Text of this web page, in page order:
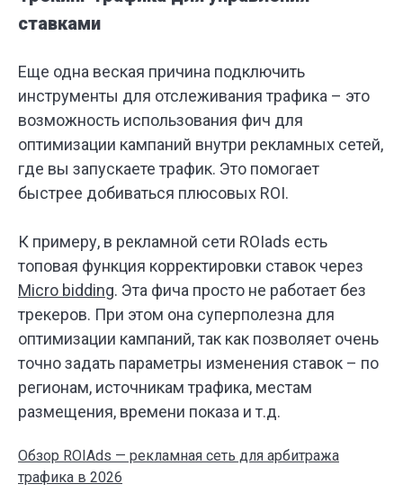
ставками
Еще одна веская причина подключить
инструменты для отслеживания трафика – это
возможность использования фич для
оптимизации кампаний внутри рекламных сетей,
где вы запускаете трафик. Это помогает
быстрее добиваться плюсовых ROI.
К примеру, в рекламной сети ROIads есть
топовая функция корректировки ставок через
Micro bidding. Эта фича просто не работает без
трекеров. При этом она суперполезна для
оптимизации кампаний, так как позволяет очень
точно задать параметры изменения ставок – по
регионам, источникам трафика, местам
размещения, времени показа и т.д.
Обзор ROIAds — рекламная сеть для арбитража
трафика в 2026